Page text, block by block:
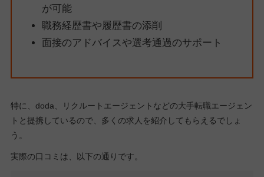
が可能
職務経歴書や履歴書の添削
面接のアドバイスや選考通過のサポート
特に、doda、リクルートエージェントなどの大手転職エージェン
トと提携しているので、多くの求人を紹介してもらえるでしょ
う。
実際の口コミは、以下の通りです。